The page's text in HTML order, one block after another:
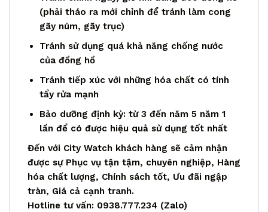
(phải tháo ra mới chỉnh để tránh làm cong
gãy núm, gãy trục)
Tránh sử dụng quá khả năng chống nước
của đồng hồ
Tránh tiếp xúc với những hóa chất có tính
tẩy rửa mạnh
Bảo dưỡng định kỳ: từ 3 đến năm 5 năm 1
lần để có được hiệu quả sử dụng tốt nhất
Đến với City Watch khách hàng sẽ cảm nhận
được sự Phục vụ tận tậm, chuyên nghiệp, Hàng
hóa chất lượng, Chính sách tốt, Ưu đãi ngập
tràn, Giá cả cạnh tranh.
Hotline tư vấn: 0938.777.234 (Zalo)